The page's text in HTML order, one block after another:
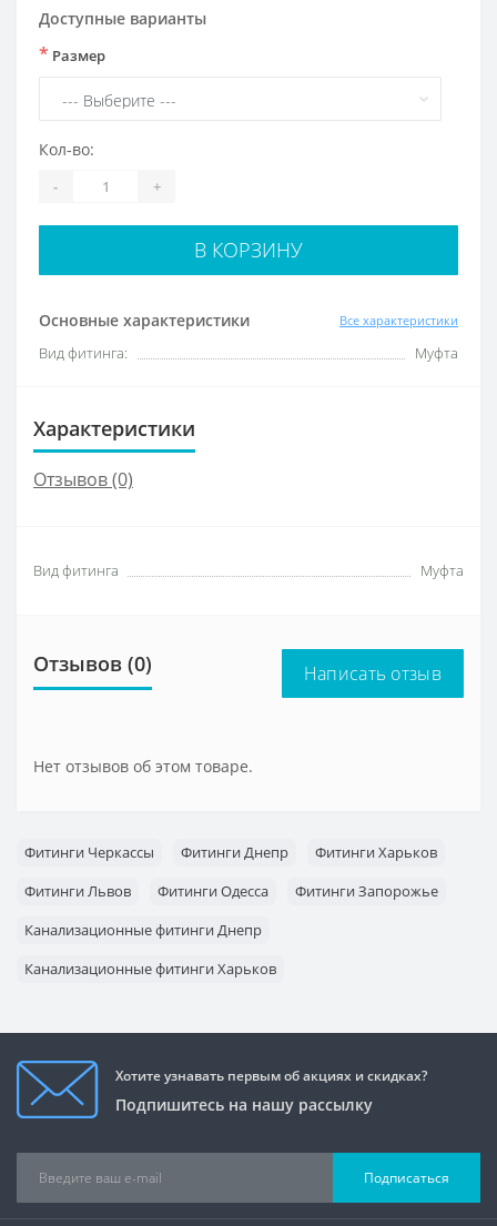
Основные характеристики Все характеристики
Вид фитинга: Муфта
Доступные варианты
* Размер
Кол-во:
- +
В КОРЗИНУ
Характеристики
Отзывов (0)
Вид фитинга Муфта
Отзывов (0) Написать отзыв
Нет отзывов об этом товаре.
Фитинги Черкассы Фитинги Днепр
Фитинги Харьков
Фитинги Львов
Фитинги Одесса
Фитинги Запорожье
Канализационные фитинги Днепр
Канализационные фитинги Харьков
Ostendorf Киев
Ostendorf Одесса
Хотите узнавать первым об акциях и скидках?
Подпишитесь на нашу рассылку
Подписаться